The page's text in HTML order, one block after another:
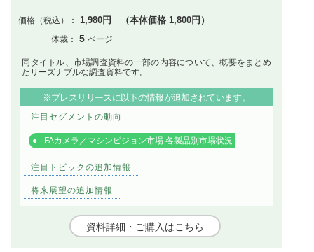
1,980円 （本体価格 1,800円）
5
同タイトル、市場調査資料の一部の内容について、概要をまとめ
たリーズナブルな調査資料です。
※プレスリリースに以下の情報が追加されています。
注目セグメントの動向
FAカメラ／マシンビジョン市場 各製品別市場状況
注目トピックの追加情報
将来展望の追加情報
資料詳細・ご購入はこちら